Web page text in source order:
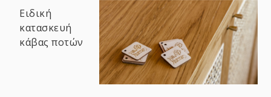
Ειδική
κατασκευή
κάβας ποτών